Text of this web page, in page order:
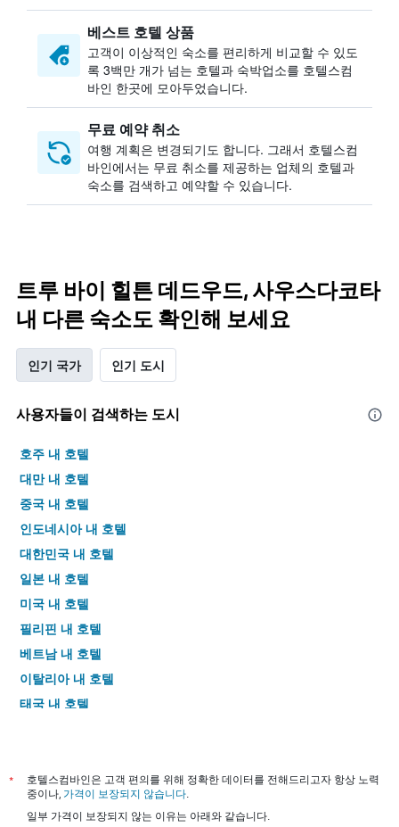
베스트 호텔 상품
고객이 이상적인 숙소를 편리하게 비교할 수 있도
록 3백만 개가 넘는 호텔과 숙박업소를 호텔스컴
바인 한곳에 모아두었습니다.
무료 예약 취소
여행 계획은 변경되기도 합니다. ​그래서 호텔스컴
바인에서는 무료 취소를 제공하는 업체의 호텔과
숙소를 검색하고 예약할 수 있습니다.
트루 바이 힐튼 데드우드, 사우스다코타
내 다른 숙소도 확인해 보세요
인기 국가 인기 도시
사용자들이 검색하는 도시
호주 내 호텔
대만 내 호텔
중국 내 호텔
인도네시아 내 호텔
대한민국 내 호텔
일본 내 호텔
미국 내 호텔
필리핀 내 호텔
베트남 내 호텔
이탈리아 내 호텔
태국 내 호텔
*
호텔스컴바인은 고객 편의를 위해 정확한 데이터를 전해드리고자 항상 노력
중이나, 가격이 보장되지 않습니다.
일부 가격이 보장되지 않는 이유는 아래와 같습니다.